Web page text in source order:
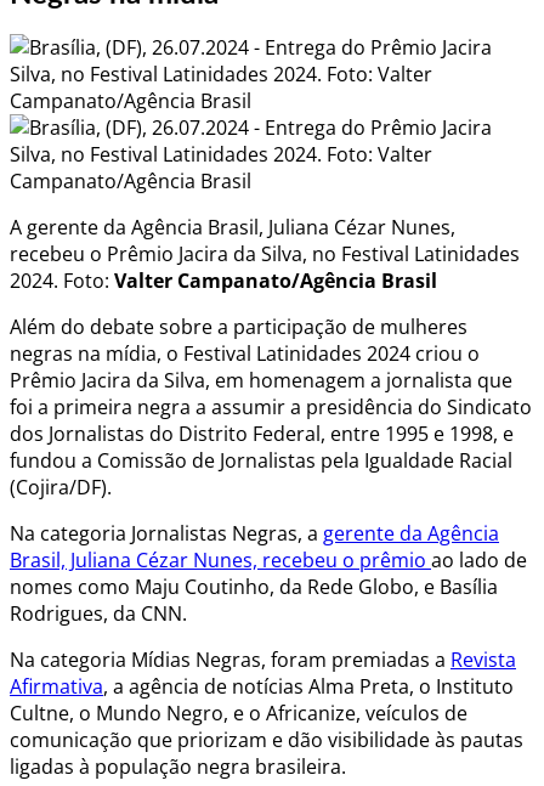
A gerente da Agência Brasil, Juliana Cézar Nunes,
recebeu o Prêmio Jacira da Silva, no Festival Latinidades
2024. Foto: Valter Campanato/Agência Brasil
Além do debate sobre a participação de mulheres
negras na mídia, o Festival Latinidades 2024 criou o
Prêmio Jacira da Silva, em homenagem a jornalista que
foi a primeira negra a assumir a presidência do Sindicato
dos Jornalistas do Distrito Federal, entre 1995 e 1998, e
fundou a Comissão de Jornalistas pela Igualdade Racial
(Cojira/DF).
Na categoria Jornalistas Negras, a gerente da Agência
Brasil, Juliana Cézar Nunes, recebeu o prêmio ao lado de
nomes como Maju Coutinho, da Rede Globo, e Basília
Rodrigues, da CNN.
Na categoria Mídias Negras, foram premiadas a Revista
Afirmativa, a agência de notícias Alma Preta, o Instituto
Cultne, o Mundo Negro, e o Africanize, veículos de
comunicação que priorizam e dão visibilidade às pautas
ligadas à população negra brasileira.